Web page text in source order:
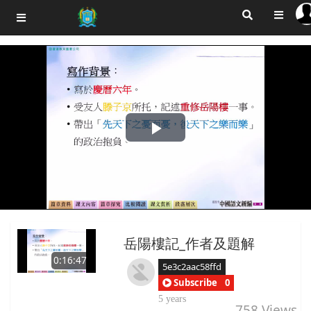
Play
0:16:47
岳陽樓記_作者及題解
5e3c2aac58ffd
Subscribe
0
5 years